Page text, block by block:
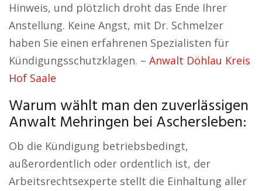
Hinweis, und plötzlich droht das Ende Ihrer
Anstellung. Keine Angst, mit Dr. Schmelzer
haben Sie einen erfahrenen Spezialisten für
Kündigungsschutzklagen. – Anwalt Döhlau Kreis
Hof Saale
Warum wählt man den zuverlässigen
Anwalt Mehringen bei Aschersleben:
Ob die Kündigung betriebsbedingt,
außerordentlich oder ordentlich ist, der
Arbeitsrechtsexperte stellt die Einhaltung aller